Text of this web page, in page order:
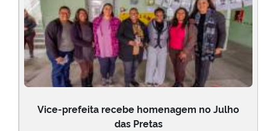
Vice-prefeita recebe homenagem no Julho
das Pretas